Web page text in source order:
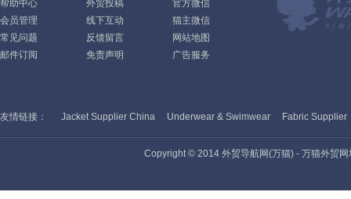
帮助中心
会员管理
常见问题
邮件订阅
外贸投稿
线下互动
反馈留言
免责声明
官方微信
猫主微信
网站地图
广告服务
友情链接： Jacket Supplier China Underwear & Swimwear Fabric Supplier
Copyright © 2014 外贸导航网(万猫) - 万猫外贸